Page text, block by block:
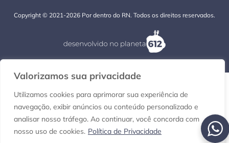
Valorizamos sua privacidade
Utilizamos cookies para aprimorar sua experiência de
navegação, exibir anúncios ou conteúdo personalizado e
analisar nosso tráfego. Ao continuar, você concorda com
nosso uso de cookies. Política de Privacidade
Copyright © 2021-2026 Por dentro do RN. Todos os direitos reservados.